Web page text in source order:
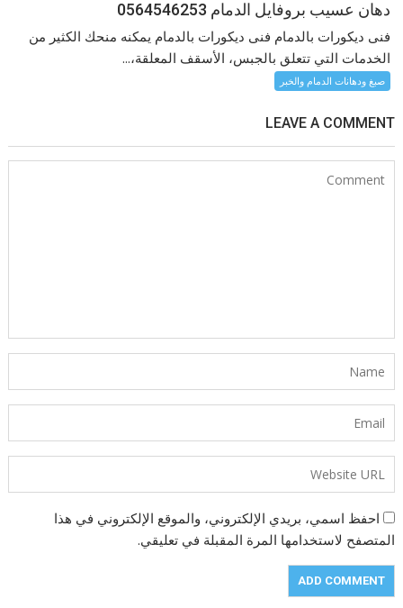
دهان عسيب بروفايل الدمام 0564546253
فنى ديكورات بالدمام فنى ديكورات بالدمام يمكنه منحك الكثير من
الخدمات التي تتعلق بالجبس، الأسقف المعلقة،...
صبغ ودهانات الدمام والخبر
LEAVE A COMMENT
احفظ اسمي، بريدي الإلكتروني، والموقع الإلكتروني في هذا
المتصفح لاستخدامها المرة المقبلة في تعليقي.